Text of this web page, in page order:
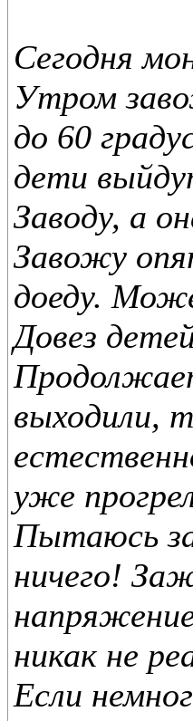
Сегодня
Утром
до 60
дети
Заводу, а
Завожу
доеду.
Довез
выходили,
уже
Пытаюсь
ничего!
никак не
Если